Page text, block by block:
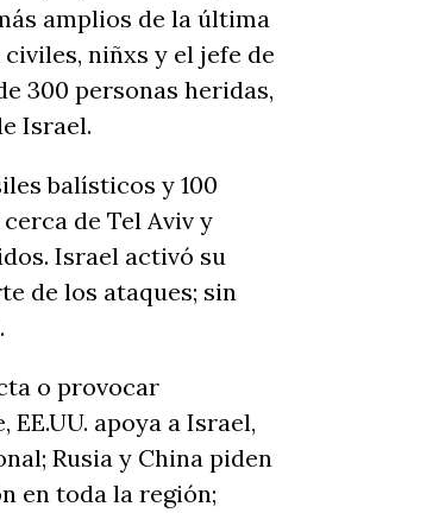
amplios de la última
niñxs y el jefe de
300 personas heridas,
Israel.
balísticos y 100
de Tel Aviv y
Israel activó su
de los ataques; sin
o provocar
apoya a Israel,
Rusia y China piden
en toda la región;